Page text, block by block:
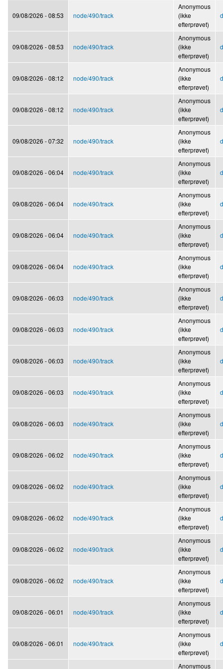
09/08/2026 - 08:53 node/490/track
Anonymous
(ikke
efterprøvet)
09/08/2026 - 08:53 node/490/track
Anonymous
(ikke
efterprøvet)
09/08/2026 - 08:12 node/490/track
Anonymous
(ikke
efterprøvet)
09/08/2026 - 08:12 node/490/track
Anonymous
(ikke
efterprøvet)
09/08/2026 - 07:32 node/490/track
Anonymous
(ikke
efterprøvet)
09/08/2026 - 06:04 node/490/track
Anonymous
(ikke
efterprøvet)
09/08/2026 - 06:04 node/490/track
Anonymous
(ikke
efterprøvet)
09/08/2026 - 06:04 node/490/track
Anonymous
(ikke
efterprøvet)
09/08/2026 - 06:04 node/490/track
Anonymous
(ikke
efterprøvet)
09/08/2026 - 06:03 node/490/track
Anonymous
(ikke
efterprøvet)
09/08/2026 - 06:03 node/490/track
Anonymous
(ikke
efterprøvet)
09/08/2026 - 06:03 node/490/track
Anonymous
(ikke
efterprøvet)
09/08/2026 - 06:03 node/490/track
Anonymous
(ikke
efterprøvet)
09/08/2026 - 06:03 node/490/track
Anonymous
(ikke
efterprøvet)
09/08/2026 - 06:02 node/490/track
Anonymous
(ikke
efterprøvet)
09/08/2026 - 06:02 node/490/track
Anonymous
(ikke
efterprøvet)
09/08/2026 - 06:02 node/490/track
Anonymous
(ikke
efterprøvet)
09/08/2026 - 06:02 node/490/track
Anonymous
(ikke
efterprøvet)
09/08/2026 - 06:02 node/490/track
Anonymous
(ikke
efterprøvet)
09/08/2026 - 06:01 node/490/track
Anonymous
(ikke
efterprøvet)
09/08/2026 - 06:01 node/490/track
Anonymous
(ikke
efterprøvet)
Anonymous